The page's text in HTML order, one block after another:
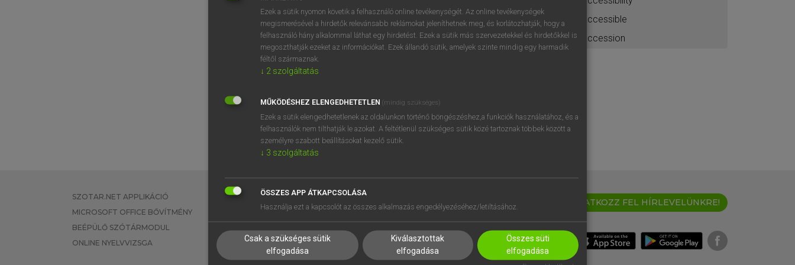
accessible
accession
SZOTAR.NET APPLIKÁCIÓ
MICROSOFT OFFICE BŐVÍTMÉNY
BEÉPÜLŐ SZÓTÁRMODUL
ONLINE NYELVVIZSGA
EGYÉNI FELHASZNÁLÓKNAK
TANULÓKNAK
VÁLLALATI MEGOLDÁSOK
SÚGÓ
RÓLUNK
SÜTI BEÁLLÍTÁSOK
IRATKOZZ FEL HÍRLEVELÜNKRE!
Ezek a sütik nyomon követik a felhasználó online tevékenységét. Az online tevékenységek
megismerésével a hirdetők relevánsabb reklámokat jeleníthetnek meg, és korlátozhatják, hogy a
felhasználó hány alkalommal láthat egy hirdetést. Ezek a sütik más szervezetekkel és hirdetőkkel is
megoszthatják ezeket az információkat. Ezek állandó sütik, amelyek szinte mindig egy harmadik
féltől származnak.
↓ 2 szolgáltatás
MŰKÖDÉSHEZ ELENGEDHETETLEN (mindig szükséges)
Ezek a sütik elengedhetetlenek az oldalunkon történő böngészéshez,a funkciók használatához, és a
felhasználók nem tilthatják le azokat. A feltétlenül szükséges sütik közé tartoznak többek között a
személyre szabott beállításokat kezelő sütik.
↓ 3 szolgáltatás
ÖSSZES APP ÁTKAPCSOLÁSA
Használja ezt a kapcsolót az összes alkalmazás engedélyezéséhez/letiltásához.
Csak a szükséges sütik
elfogadása
Kiválasztottak
elfogadása
Összes süti
elfogadása